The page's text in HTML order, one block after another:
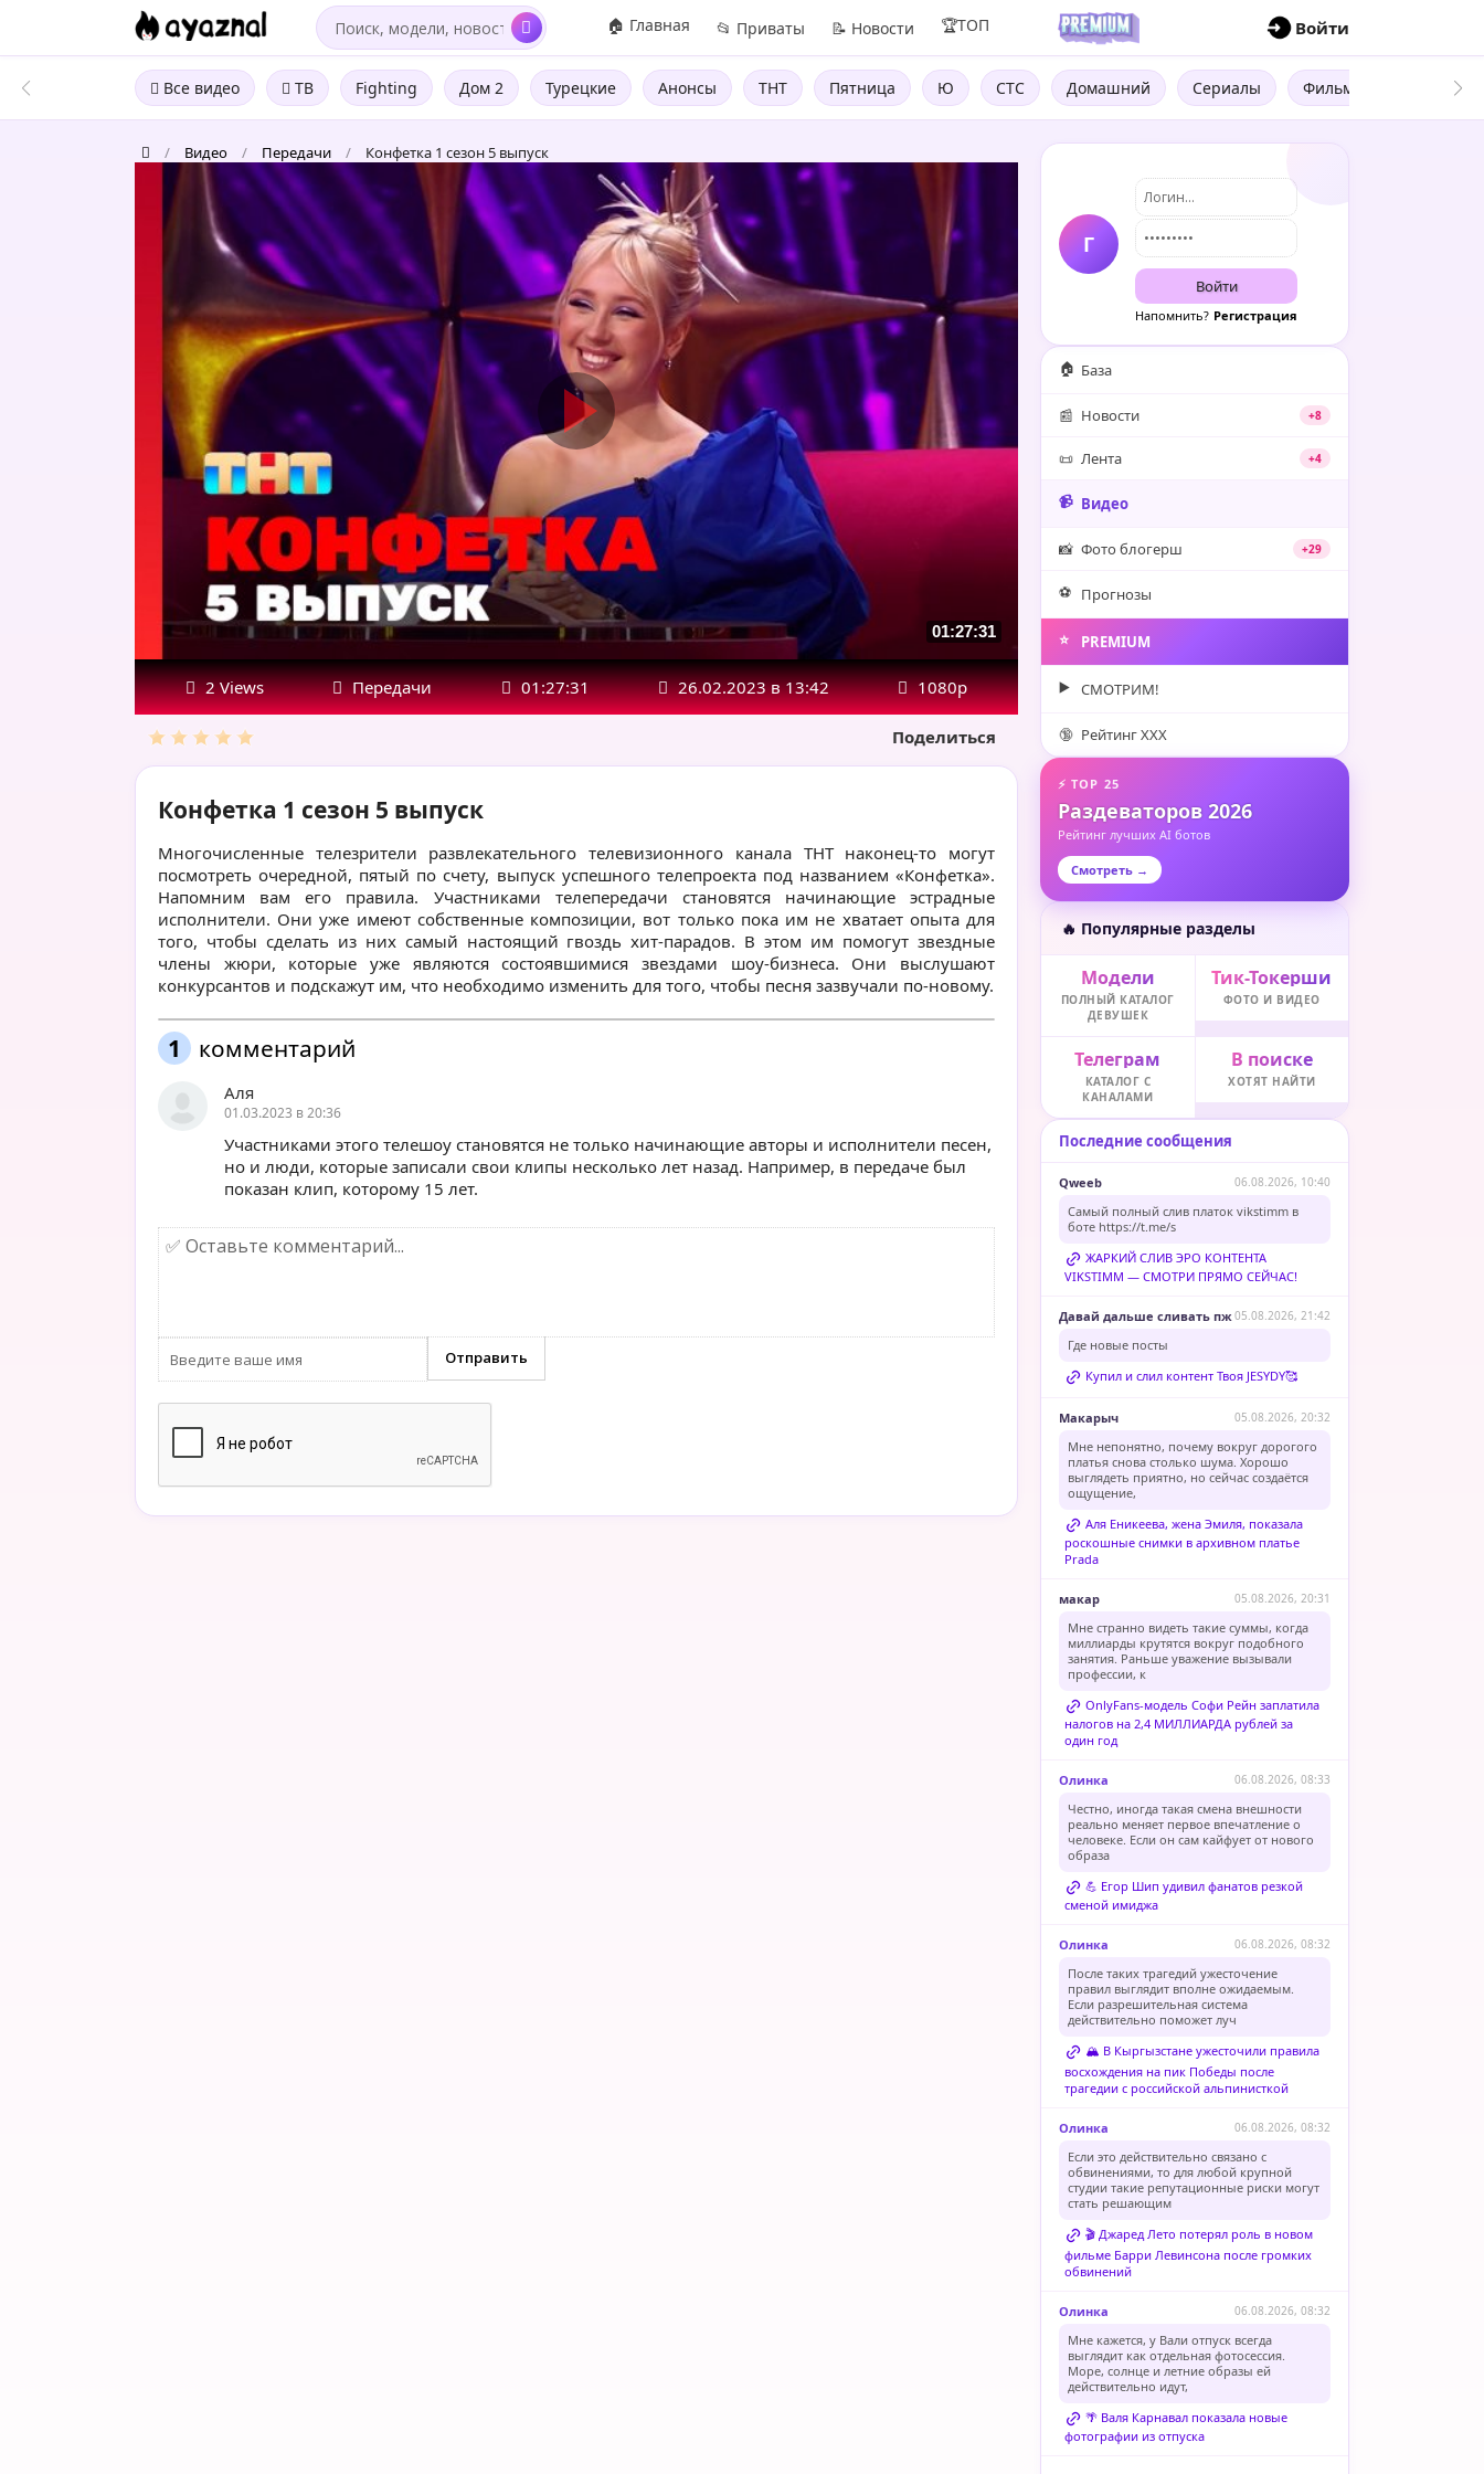
🏠 Главная 📂 Приваты 📝 Новости 🏆ТОП Войти
Все видео ТВ Fighting Дом 2 Турецкие Анонсы ТНТ Пятница Ю СТС Домашний Сериалы Фильмы Трейлеры
/ Видео / Передачи / Конфетка 1 сезон 5 выпуск
Конфетка
выпуск
01:27:31
2 Views Передачи 01:27:31 26.02.2023 в 13:42 1080р
Поделиться
Конфетка 1 сезон 5 выпуск
Многочисленные телезрители развлекательного телевизионного канала ТНТ наконец-то могут
посмотреть очередной, пятый по счету, выпуск успешного телепроекта под названием «Конфетка».
Напомним вам его правила. Участниками телепередачи становятся начинающие эстрадные
исполнители. Они уже имеют собственные композиции, вот только пока им не хватает опыта для
того, чтобы сделать из них самый настоящий гвоздь хит-парадов. В этом им помогут звездные
члены жюри, которые уже являются состоявшимися звездами шоу-бизнеса. Они выслушают
конкурсантов и подскажут им, что необходимо изменить для того, чтобы песня зазвучали по-новому.
1 комментарий
Аля
01.03.2023 в 20:36
Участниками этого телешоу становятся не только начинающие авторы и исполнители песен,
но и люди, которые записали свои клипы несколько лет назад. Например, в передаче был
показан клип, которому 15 лет.
Г
Войти
Напомнить? Регистрация
🏠 База
📰 Новости +8
📜 Лента +4
📹 Видео
📸 Фото блогерш +29
⚽️ Прогнозы
⭐️ PREMIUM
▶️ СМОТРИМ!
🔞 Рейтинг XXX
⚡ TOP 25
Раздеваторов 2026
Рейтинг лучших AI ботов
Смотреть →
🔥 Популярные разделы
Модели
ПОЛНЫЙ КАТАЛОГ
ДЕВУШЕК
Тик-Токерши
ФОТО И ВИДЕО
Телеграм
КАТАЛОГ С
КАНАЛАМИ
В поиске
ХОТЯТ НАЙТИ
Последние сообщения
Qweeb 06.08.2026, 10:40
Самый полный слив платок vikstimm в
боте https://t.me/s
ЖАРКИЙ СЛИВ ЭРО КОНТЕНТА
VIKSTIMM — СМОТРИ ПРЯМО СЕЙЧАС!
Давай дальше сливать пж05.08.2026, 21:42
Где новые посты
Купил и слил контент Твоя JESYDY🥰
Макарыч 05.08.2026, 20:32
Мне непонятно, почему вокруг дорогого
платья снова столько шума. Хорошо
выглядеть приятно, но сейчас создаётся
ощущение,
Аля Еникеева, жена Эмиля, показала
роскошные снимки в архивном платье
Prada
макар 05.08.2026, 20:31
Мне странно видеть такие суммы, когда
миллиарды крутятся вокруг подобного
занятия. Раньше уважение вызывали
профессии, к
OnlyFans-модель Софи Рейн заплатила
налогов на 2,4 МИЛЛИАРДА рублей за
один год
Олинка 06.08.2026, 08:33
Честно, иногда такая смена внешности
реально меняет первое впечатление о
человеке. Если он сам кайфует от нового
образа
💪 Егор Шип удивил фанатов резкой
сменой имиджа
Олинка 06.08.2026, 08:32
После таких трагедий ужесточение
правил выглядит вполне ожидаемым.
Если разрешительная система
действительно поможет луч
🏔️ В Кыргызстане ужесточили правила
восхождения на пик Победы после
трагедии с российской альпинисткой
Олинка 06.08.2026, 08:32
Если это действительно связано с
обвинениями, то для любой крупной
студии такие репутационные риски могут
стать решающим
🎬 Джаред Лето потерял роль в новом
фильме Барри Левинсона после громких
обвинений
Олинка 06.08.2026, 08:32
Мне кажется, у Вали отпуск всегда
выглядит как отдельная фотосессия.
Море, солнце и летние образы ей
действительно идут,
🌴 Валя Карнавал показала новые
фотографии из отпуска